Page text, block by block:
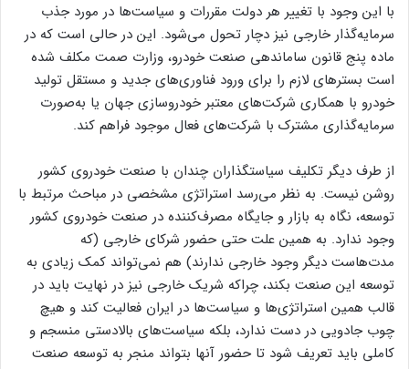
با این وجود با تغییر هر دولت مقررات و سیاست‌ها در مورد جذب
سرمایه‌گذار خارجی نیز دچار تحول می‌شود. این در حالی است که در
ماده پنج قانون ساماندهی صنعت خودرو، وزارت صمت مکلف شده
است بسترهای لازم را برای ورود فناوری‌های جدید و مستقل تولید
خودرو با همکاری شرکت‌های معتبر خودروسازی جهان یا به‌صورت
سرمایه‌گذاری مشترک با شرکت‌های فعال موجود فراهم کند.
از طرف دیگر تکلیف سیاستگذاران چندان با صنعت خودروی کشور
روشن نیست. به نظر می‌رسد استراتژی مشخصی در مباحث مرتبط با
توسعه، نگاه به بازار و جایگاه مصرف‌کننده در صنعت خودروی کشور
وجود ندارد. به همین علت حتی حضور شرکای خارجی (که
مدت‌هاست دیگر وجود خارجی ندارند) هم نمی‌تواند کمک زیادی به
توسعه این صنعت بکند، چراکه شریک خارجی نیز در نهایت باید در
قالب همین استراتژی‌ها و سیاست‌ها در ایران فعالیت کند و هیچ
چوب جادویی در دست ندارد، بلکه سیاست‌های بالادستی منسجم و
کاملی باید تعریف شود تا حضور آنها بتواند منجر به توسعه صنعت